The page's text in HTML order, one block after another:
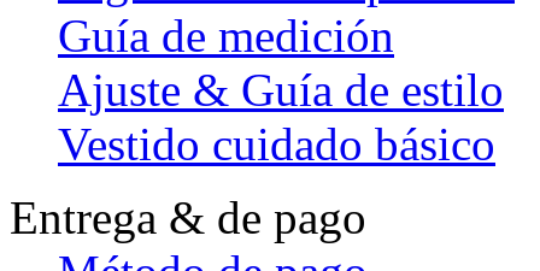
Guía de medición
Ajuste & Guía de estilo
Vestido cuidado básico
Entrega & de pago